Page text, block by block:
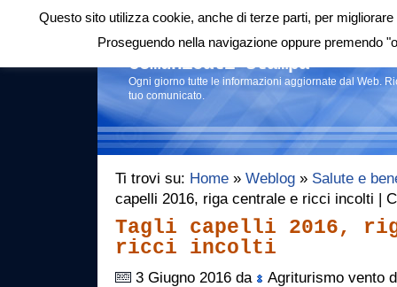
Login|RSS |
Comunicati stampa
Ogni giorno tutte le informazioni aggiornate dal Web.
tuo comunicato.
Ti trovi su: Home » Weblog » Salute e
capelli 2016, riga centrale e ricci incolti |
Tagli capelli 2016,
ricci incolti
3 Giugno 2016 da Agriturismo vento
Questo sito utilizza cookie, anche di terze parti, per
Proseguendo nella navigazione oppure premendo